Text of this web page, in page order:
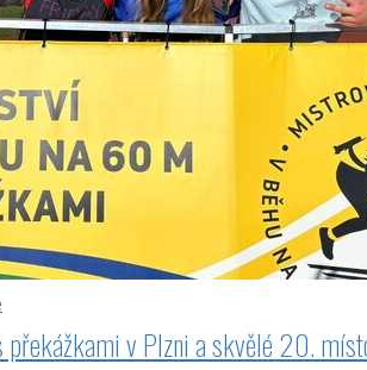
v Plzni a skvělé 20.